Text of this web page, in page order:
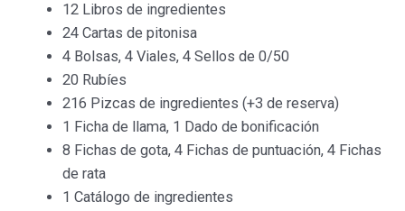
12 Libros de ingredientes
24 Cartas de pitonisa
4 Bolsas, 4 Viales, 4 Sellos de 0/50
20 Rubíes
216 Pizcas de ingredientes (+3 de reserva)
1 Ficha de llama, 1 Dado de bonificación
8 Fichas de gota, 4 Fichas de puntuación, 4 Fichas
de rata
1 Catálogo de ingredientes